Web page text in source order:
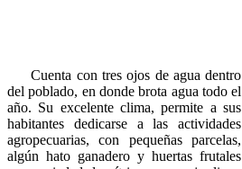
Cuenta con tres ojos de agua dentro
del poblado, en donde brota agua todo el
año. Su excelente clima, permite a sus
habitantes dedicarse a las actividades
agropecuarias, con pequeñas parcelas,
algún hato ganadero y huertas frutales